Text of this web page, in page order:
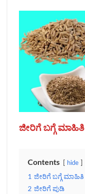
ಜೀರಿಗೆ ಬಗ್ಗೆ ಮಾಹಿತಿ
Contents hide
1 ಜೀರಿಗೆ ಬಗ್ಗೆ ಮಾಹಿತಿ
2 ಜೀರಿಗೆ ಪುಡಿ